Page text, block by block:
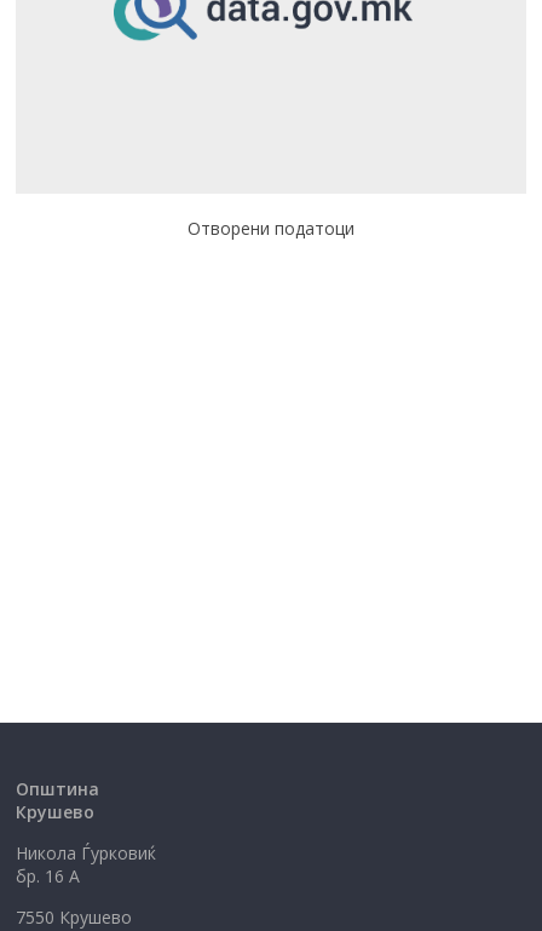
Отворени податоци
Општина
Крушево
Никола Ѓурковиќ
бр. 16 А
7550 Крушево